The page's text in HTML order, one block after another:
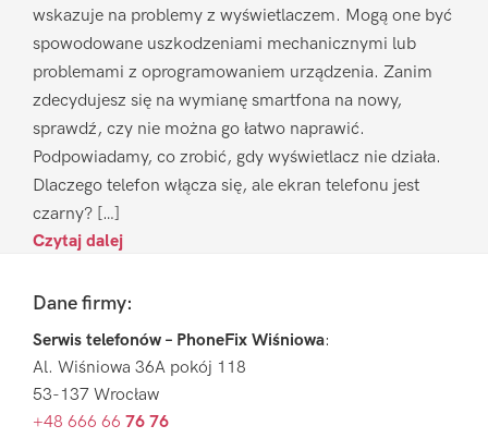
wskazuje na problemy z wyświetlaczem. Mogą one być
spowodowane uszkodzeniami mechanicznymi lub
problemami z oprogramowaniem urządzenia. Zanim
zdecydujesz się na wymianę smartfona na nowy,
sprawdź, czy nie można go łatwo naprawić.
Podpowiadamy, co zrobić, gdy wyświetlacz nie działa.
Dlaczego telefon włącza się, ale ekran telefonu jest
czarny? […]
Czytaj dalej
FooterDane firmy:
Serwis telefonów – PhoneFix Wiśniowa:
Al. Wiśniowa 36A pokój 118
53-137 Wrocław
+48 666 66 76 76